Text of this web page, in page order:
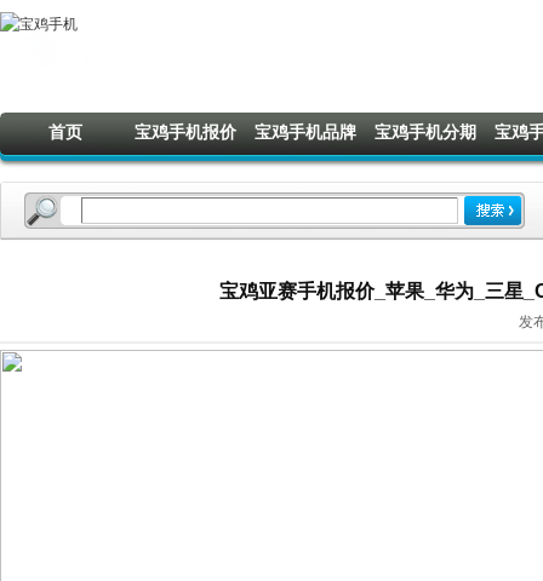
首页 宝鸡手机报价 宝鸡手机品牌 宝鸡手机分期 宝鸡
宝鸡亚赛手机报价_苹果_华为_三星
发